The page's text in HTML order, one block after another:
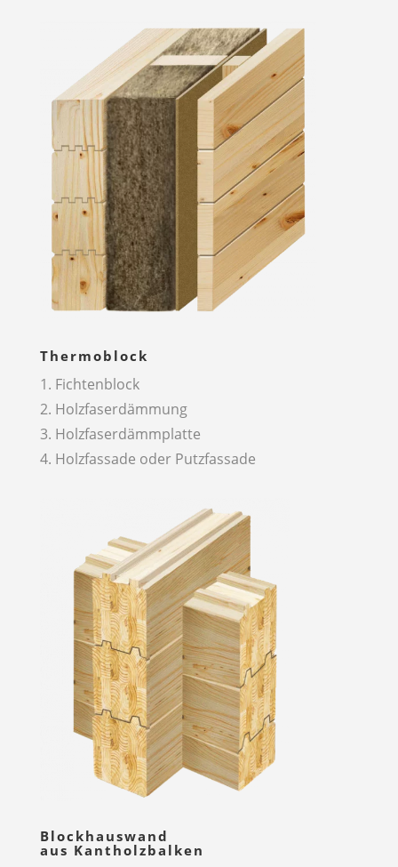
Thermoblock
1. Fichtenblock
2. Holzfaserdämmung
3. Holzfaserdämmplatte
4. Holzfassade oder Putzfassade
Blockhauswand
aus Kantholzbalken